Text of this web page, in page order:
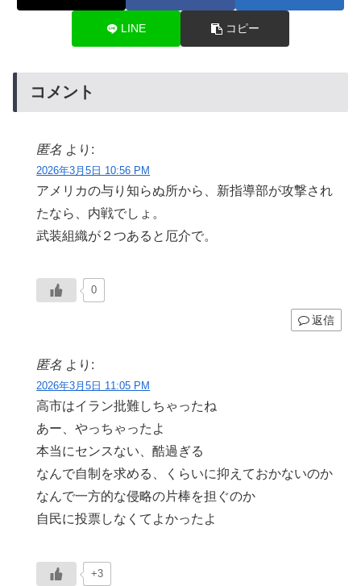
LINE コピー
コメント
匿名 より:
2026年3月5日 10:56 PM
アメリカの与り知らぬ所から、新指導部が攻撃され
たなら、内戦でしょ。
武装組織が２つあると厄介で。
0
返信
匿名 より:
2026年3月5日 11:05 PM
高市はイラン批難しちゃったね
あー、やっちゃったよ
本当にセンスない、酷過ぎる
なんで自制を求める、くらいに抑えておかないのか
なんで一方的な侵略の片棒を担ぐのか
自民に投票しなくてよかったよ
+3